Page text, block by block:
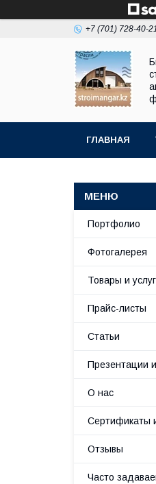
+7 (701) 728-40-
ГЛАВНАЯ
Портфолио
Фотогалерея
Товары и
Прайс-листы
Статьи
Презентации
О нас
Сертификаты
Отзывы
Часто